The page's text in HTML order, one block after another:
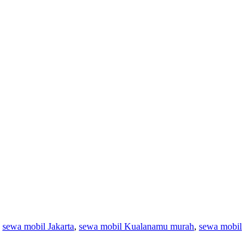
sewa mobil Jakarta, sewa mobil Kualanamu murah, sewa mobil